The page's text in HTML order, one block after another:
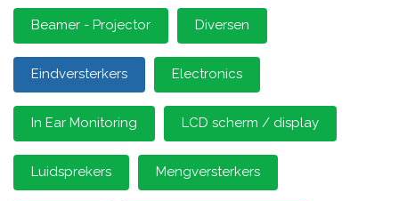
Beamer - Projector Diversen
Eindversterkers Electronics
In Ear Monitoring LCD scherm / display
Luidsprekers Mengversterkers